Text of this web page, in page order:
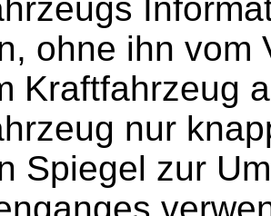
ohne ihn vom
Kraftfahrzeug
nur
Spiegel zur